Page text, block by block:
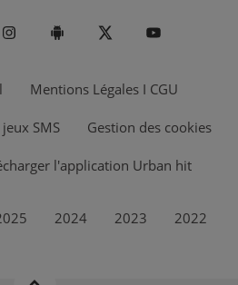
Mentions Légales I CGU
SMS Gestion des cookies
l'application Urban hit
2024 2023 2022